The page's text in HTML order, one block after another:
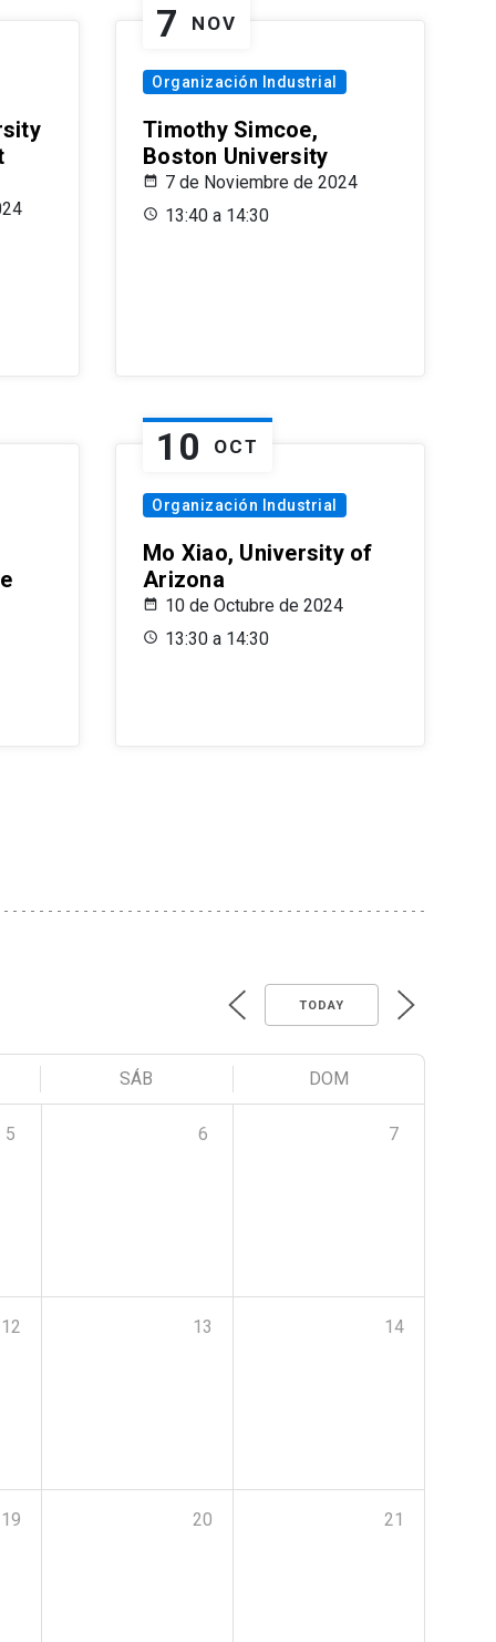
7 NOV
Organización Industrial
Timothy Simcoe,
Boston University
7 de Noviembre de 2024
13:40 a 14:30
10 OCT
Organización Industrial
Mo Xiao, University of
Arizona
10 de Octubre de 2024
13:30 a 14:30
TODAY
SÁB DOM
5 6 7
12 13 14
19 20 21